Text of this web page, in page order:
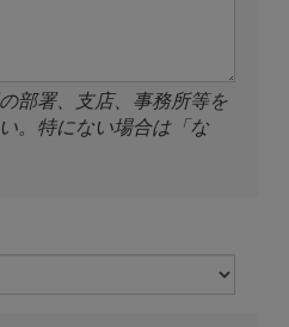
部署、支店、事務所等を
。特にない場合は「な